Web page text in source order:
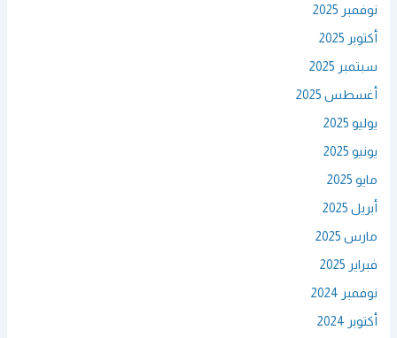
نوفمبر 2025
أكتوبر 2025
سبتمبر 2025
أغسطس 2025
يوليو 2025
يونيو 2025
مايو 2025
أبريل 2025
مارس 2025
فبراير 2025
نوفمبر 2024
أكتوبر 2024